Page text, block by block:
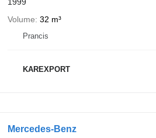
Volume 32 m³
Prancis
KAREXPORT
Mercedes-Benz